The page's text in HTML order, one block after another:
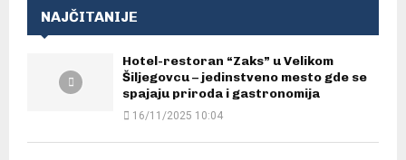
NAJČITANIJE
Hotel-restoran “Zaks” u Velikom
Šiljegovcu – jedinstveno mesto gde se
spajaju priroda i gastronomija
16/11/2025 10:04